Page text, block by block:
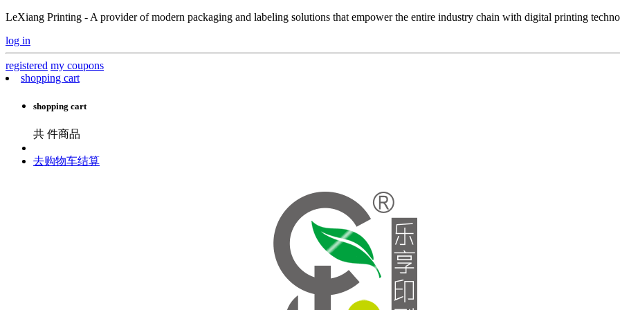
LeXiang Printing - A provider of modern packaging and labeling solutions that empower the entire industry chain with digital printing
log in
registered my coupons
shopping cart
shopping cart
共 件商品
去购物车结算